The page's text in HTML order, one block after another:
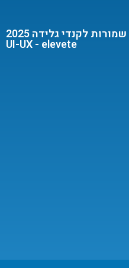
לקנדי גלידה 2025
UI-UX - elevete